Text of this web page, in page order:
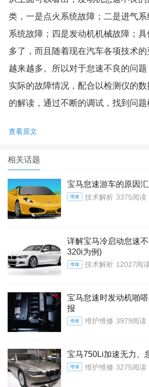
类，一是点火系统故障；二是进气
系统故障；四是发动机机械故障；
多了，而且随着现在汽车各项技术
越来越多。所以对于怠速不良的问
实际的故障情况，配合以检测仪的
的解读，通过不断的调试，找到问题
查看原文
相关话题
宝马怠速游车的原因汇
维修 技术解析 3375阅读
详解宝马冷启动怠速
320i为例)
维修 技术解析 12027阅
宝马怠速时发动机啪
报
维修 维护维修 3979阅读
宝马750Li加速无力、
维修 维护维修 3275阅读